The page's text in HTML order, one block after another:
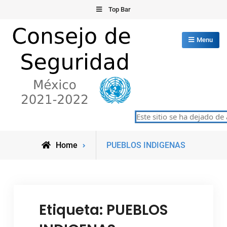
content
Top Bar
Consejo de Seguridad de las
Naciones Unidas
Menu
Este sitio se ha dejado
Home
Posts
PUEBLOS INDIGENAS
Etiqueta: PUEBLOS